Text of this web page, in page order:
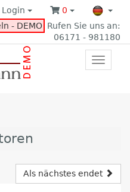
Login
0
- DEMO Rufen Sie uns an:
06171 - 981180
Toggle
Als nächstes endet